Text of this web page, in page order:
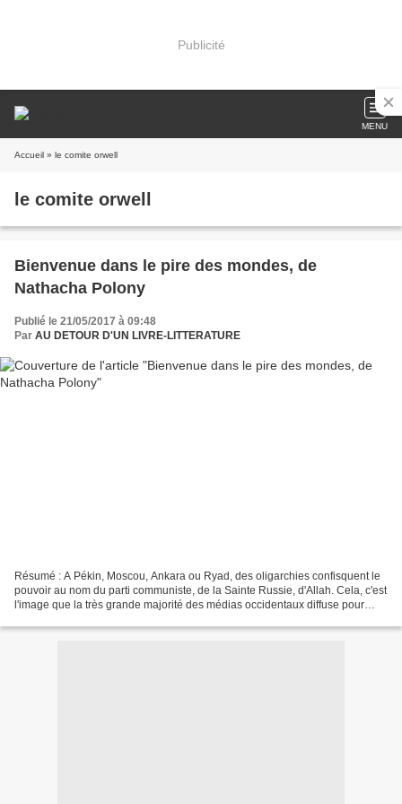
Publicité
MENU
Accueil » le comite orwell
le comite orwell
Bienvenue dans le pire des mondes, de
Nathacha Polony
Publié le 21/05/2017 à 09:48
Par AU DETOUR D'UN LIVRE-LITTERATURE
Résumé : A Pékin, Moscou, Ankara ou Ryad, des oligarchies confisquent le
pouvoir au nom du parti communiste, de la Sainte Russie, d'Allah. Cela, c'est
l'image que la très grande majorité des médias occidentaux diffuse pour